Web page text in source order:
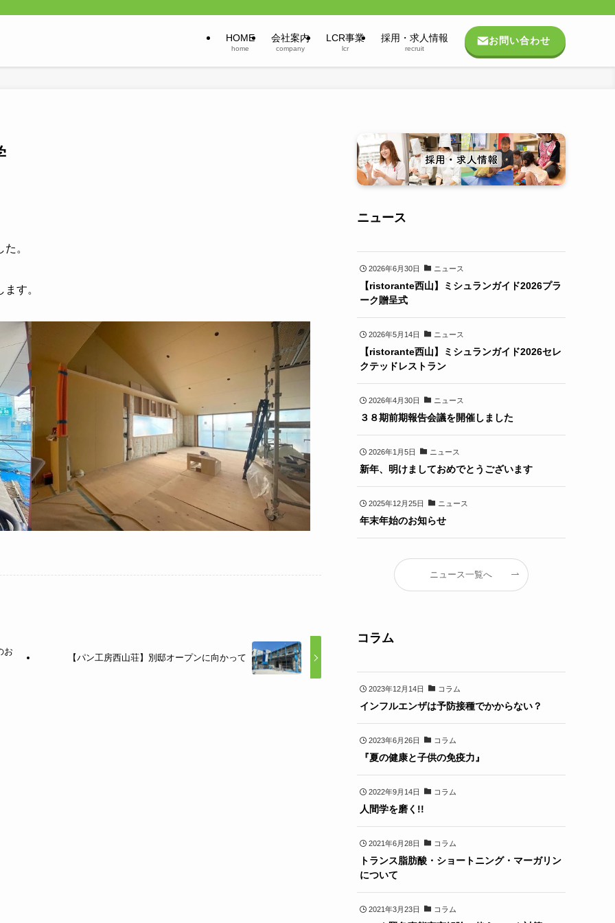
HOME
home
会社案内
company
LCR事業
lcr
採用・求人情報
recruit
お問い合わせ
。
す。
お
【パン工房西山荘】別邸オープンに向かって
ニュース
2026年6月30日 ニュース
【ristorante西山】ミシュランガイド2026プラ
ーク贈呈式
2026年5月14日 ニュース
【ristorante西山】ミシュランガイド2026セレ
クテッドレストラン
2026年4月30日 ニュース
３８期前期報告会議を開催しました
2026年1月5日 ニュース
新年、明けましておめでとうございます
2025年12月25日 ニュース
年末年始のお知らせ
ニュース一覧へ
コラム
2023年12月14日 コラム
インフルエンザは予防接種でかからない？
2023年6月26日 コラム
『夏の健康と子供の免疫力』
2022年9月14日 コラム
人間学を磨く!!
2021年6月28日 コラム
トランス脂肪酸・ショートニング・マーガリン
について
2021年3月23日 コラム